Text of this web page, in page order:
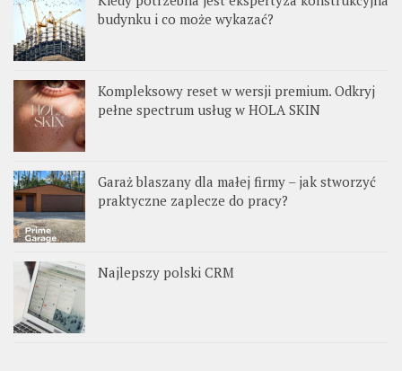
budynku i co może wykazać?
Kompleksowy reset w wersji premium. Odkryj
pełne spectrum usług w HOLA SKIN
Garaż blaszany dla małej firmy – jak stworzyć
praktyczne zaplecze do pracy?
Najlepszy polski CRM